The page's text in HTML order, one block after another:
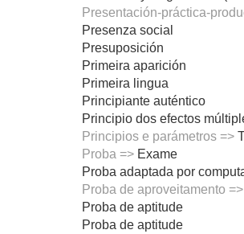
Presentación-práctica-
Presenza social
Presuposición
Primeira aparición
Primeira lingua
Principiante auténtico
Principio dos efectos
Principios e parámetros =>
Proba => Exame
Proba adaptada por
Proba de aproveitamento =>
Proba de aptitude
Proba de aptitude